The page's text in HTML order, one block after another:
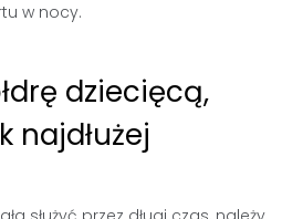
w nocy.
dziecięcą,
najdłużej